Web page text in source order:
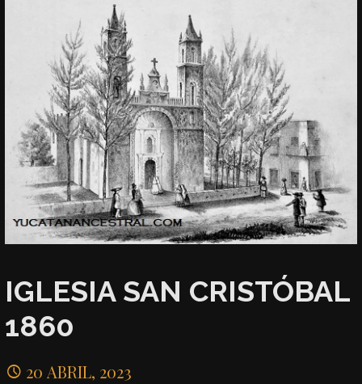
IGLESIA SAN CRISTÓBAL
1860
20 ABRIL, 2023